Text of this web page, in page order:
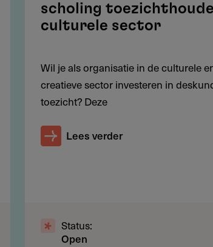
een SBI-code uit de gepubliceerde lijst
voor en 3 maanden na de aanvraagdatum
per kalenderjaar (meerdere trajecten
en beoogd resultaat
scholing
culturele sector
Wil je als organisatie in de culturele
creatieve sector investeren in
toezicht? Deze
Lees verder
Status:
Open